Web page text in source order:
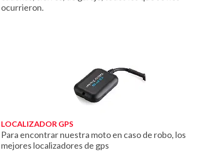
ocurrieron.
LOCALIZADOR GPS
Para encontrar nuestra moto en caso de robo, los
mejores localizadores de gps